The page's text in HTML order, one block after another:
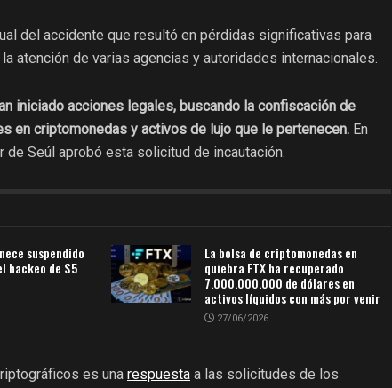
del accidente que resultó en pérdidas significativas para
atención de varias agencias y autoridades internacionales.
iniciado acciones legales, buscando la confiscación de
en criptomonedas y activos de lujo que le pertenecen. En
de Seúl aprobó esta solicitud de incautación.
suspendido
hackeo de $5
La bolsa de criptomonedas en
quiebra FTX ha recuperado
7.000.000.000 de dólares en
activos líquidos con más por venir
27/06/2026
es una respuesta a las solicitudes de los